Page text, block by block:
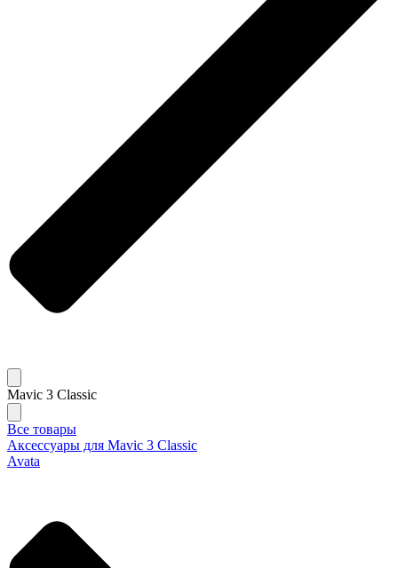
Mavic 3 Classic
Все товары
Аксессуары для Mavic 3 Classic
Avata